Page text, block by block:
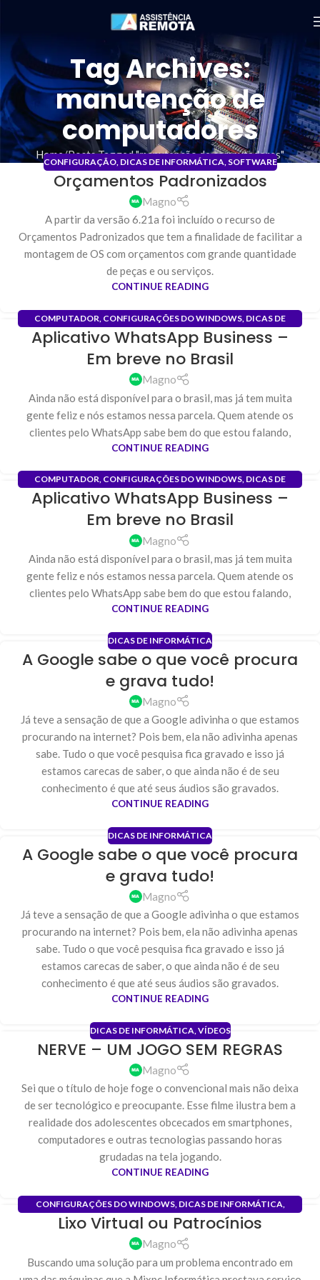
Tag Archives:
manutenção de
computadores
Home Posts Tagged "manutenção de computadores"
CONFIGURAÇÃO, DICAS DE INFORMÁTICA, SOFTWARE
Orçamentos Padronizados
Magno
A partir da versão 6.21a foi incluído o recurso de
Orçamentos Padronizados que tem a finalidade de facilitar a
montagem de OS com orçamentos com grande quantidade
de peças e ou serviços.
CONTINUE READING
COMPUTADOR, CONFIGURAÇÕES DO WINDOWS, DICAS DE
INFORMÁTICA,INSTALAÇÃO DE PROGRAMAS,SOFTWARE
Aplicativo WhatsApp Business –
Em breve no Brasil
Magno
Ainda não está disponível para o brasil, mas já tem muita
gente feliz e nós estamos nessa parcela. Quem atende os
clientes pelo WhatsApp sabe bem do que estou falando,
CONTINUE READING
COMPUTADOR, CONFIGURAÇÕES DO WINDOWS, DICAS DE
INFORMÁTICA,INSTALAÇÃO DE PROGRAMAS,SOFTWARE
Aplicativo WhatsApp Business –
Em breve no Brasil
Magno
Ainda não está disponível para o brasil, mas já tem muita
gente feliz e nós estamos nessa parcela. Quem atende os
clientes pelo WhatsApp sabe bem do que estou falando,
CONTINUE READING
DICAS DE INFORMÁTICA
A Google sabe o que você procura
e grava tudo!
Magno
Já teve a sensação de que a Google adivinha o que estamos
procurando na internet? Pois bem, ela não adivinha apenas
sabe. Tudo o que você pesquisa fica gravado e isso já
estamos carecas de saber, o que ainda não é de seu
conhecimento é que até seus áudios são gravados.
CONTINUE READING
DICAS DE INFORMÁTICA
A Google sabe o que você procura
e grava tudo!
Magno
Já teve a sensação de que a Google adivinha o que estamos
procurando na internet? Pois bem, ela não adivinha apenas
sabe. Tudo o que você pesquisa fica gravado e isso já
estamos carecas de saber, o que ainda não é de seu
conhecimento é que até seus áudios são gravados.
CONTINUE READING
DICAS DE INFORMÁTICA VÍDEOS
NERVE – UM JOGO SEM REGRAS
Magno
Sei que o título de hoje foge o convencional mais não deixa
de ser tecnológico e preocupante. Esse filme ilustra bem a
realidade dos adolescentes obcecados em smartphones,
computadores e outras tecnologias passando horas
grudadas na tela jogando.
CONTINUE READING
CONFIGURAÇÕES DO WINDOWS, DICAS DE INFORMÁTICA,
INSTALAÇÃO,OTIMIZAÇÃO DE SISTEMA,REDES ,REDES DE
COMPUTADORES
SUPORTE REMOTO
Lixo Virtual ou Patrocínios
Magno
Buscando uma solução para um problema encontrado em